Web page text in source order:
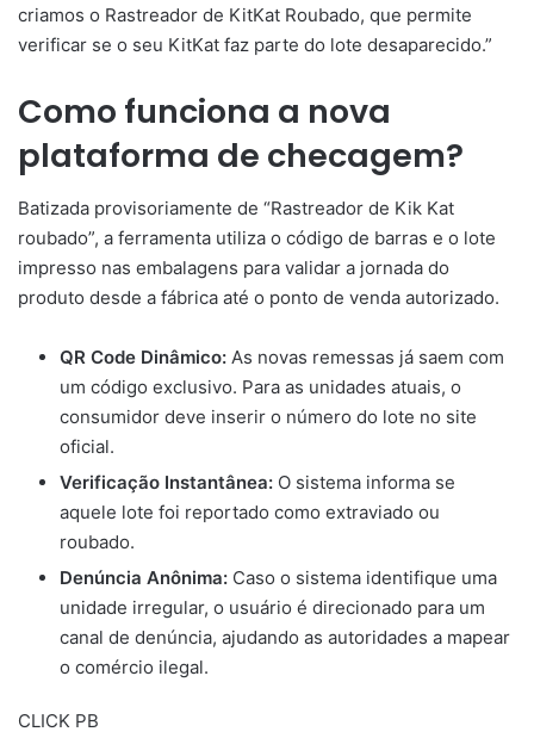
criamos o Rastreador de KitKat Roubado, que permite
verificar se o seu KitKat faz parte do lote desaparecido.”
Como funciona a nova
plataforma de checagem?
Batizada provisoriamente de “Rastreador de Kik Kat
roubado”, a ferramenta utiliza o código de barras e o lote
impresso nas embalagens para validar a jornada do
produto desde a fábrica até o ponto de venda autorizado.
QR Code Dinâmico: As novas remessas já saem com
um código exclusivo. Para as unidades atuais, o
consumidor deve inserir o número do lote no site
oficial.
Verificação Instantânea: O sistema informa se
aquele lote foi reportado como extraviado ou
roubado.
Denúncia Anônima: Caso o sistema identifique uma
unidade irregular, o usuário é direcionado para um
canal de denúncia, ajudando as autoridades a mapear
o comércio ilegal.
CLICK PB